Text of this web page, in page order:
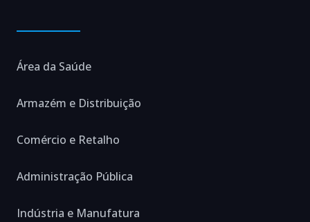
Área da Saúde
Armazém e Distribuição
Comércio e Retalho
Administração Pública
Indústria e Manufatura